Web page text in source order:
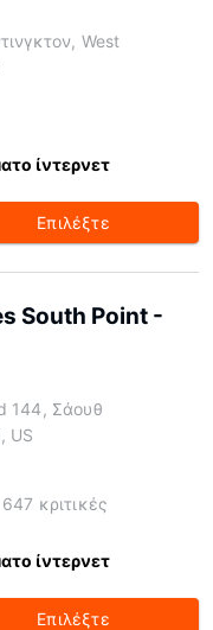
West
ίντερνετ
Επιλέξτε
South Point -
144, Σάουθ
US
647 κριτικές
ίντερνετ
Επιλέξτε